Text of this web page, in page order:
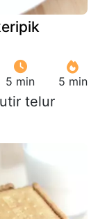
5 min 5 min
telur